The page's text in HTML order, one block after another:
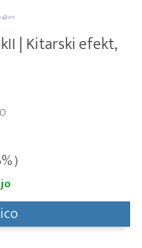
| Kitarski efekt,
)